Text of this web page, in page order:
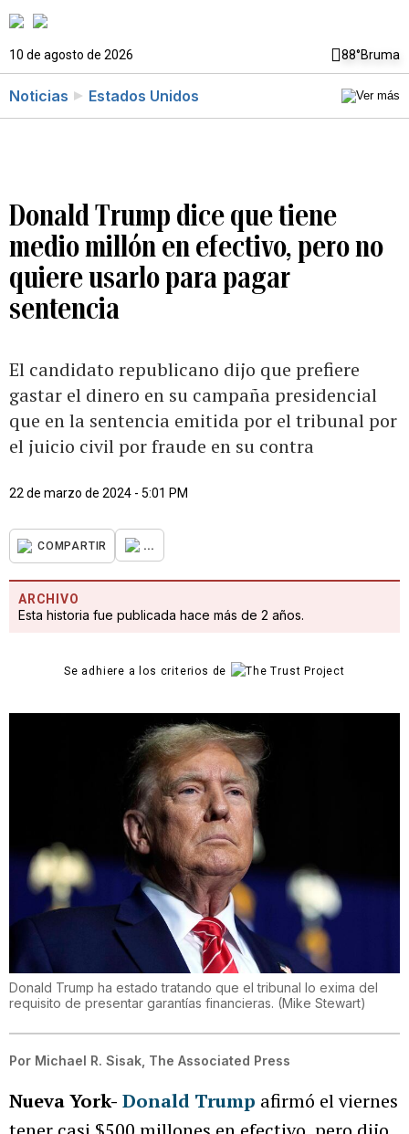
10 de agosto de 2026 88°Bruma
Noticias Estados Unidos
Donald Trump dice que tiene
medio millón en efectivo, pero no
quiere usarlo para pagar
sentencia
El candidato republicano dijo que prefiere
gastar el dinero en su campaña presidencial
que en la sentencia emitida por el tribunal por
el juicio civil por fraude en su contra
22 de marzo de 2024 - 5:01 PM
COMPARTIR ...
ARCHIVO
Esta historia fue publicada hace más de 2 años.
Se adhiere a los criterios de
Donald Trump ha estado tratando que el tribunal lo exima del
requisito de presentar garantías financieras. (Mike Stewart)
Por Michael R. Sisak, The Associated Press
Nueva York- Donald Trump afirmó el viernes